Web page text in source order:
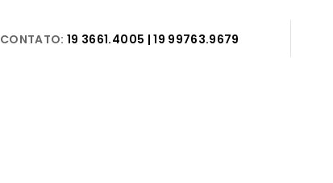
CONTATO:19 3661.4005 | 19 99763.9679